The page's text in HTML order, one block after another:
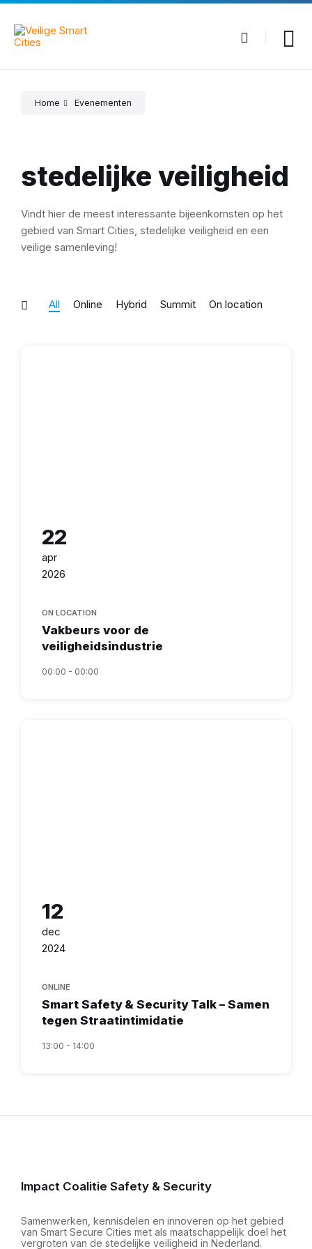
Skip
content
Skip
main
navigation
Skip
footer
Home Evenementen
stedelijke veiligheid
Vindt hier de meest interessante bijeenkomsten op het
gebied van Smart Cities, stedelijke veiligheid en een
veilige samenleving!
All Online Hybrid Summit On location
22
apr
2026
ON LOCATION
Vakbeurs voor de
veiligheidsindustrie
00:00 - 00:00
12
dec
2024
ONLINE
Smart Safety & Security Talk – Samen
tegen Straatintimidatie
13:00 - 14:00
Impact Coalitie Safety & Security
Samenwerken, kennisdelen en innoveren op het gebied
van Smart Secure Cities met als maatschappelijk doel het
vergroten van de stedelijke veiligheid in Nederland.